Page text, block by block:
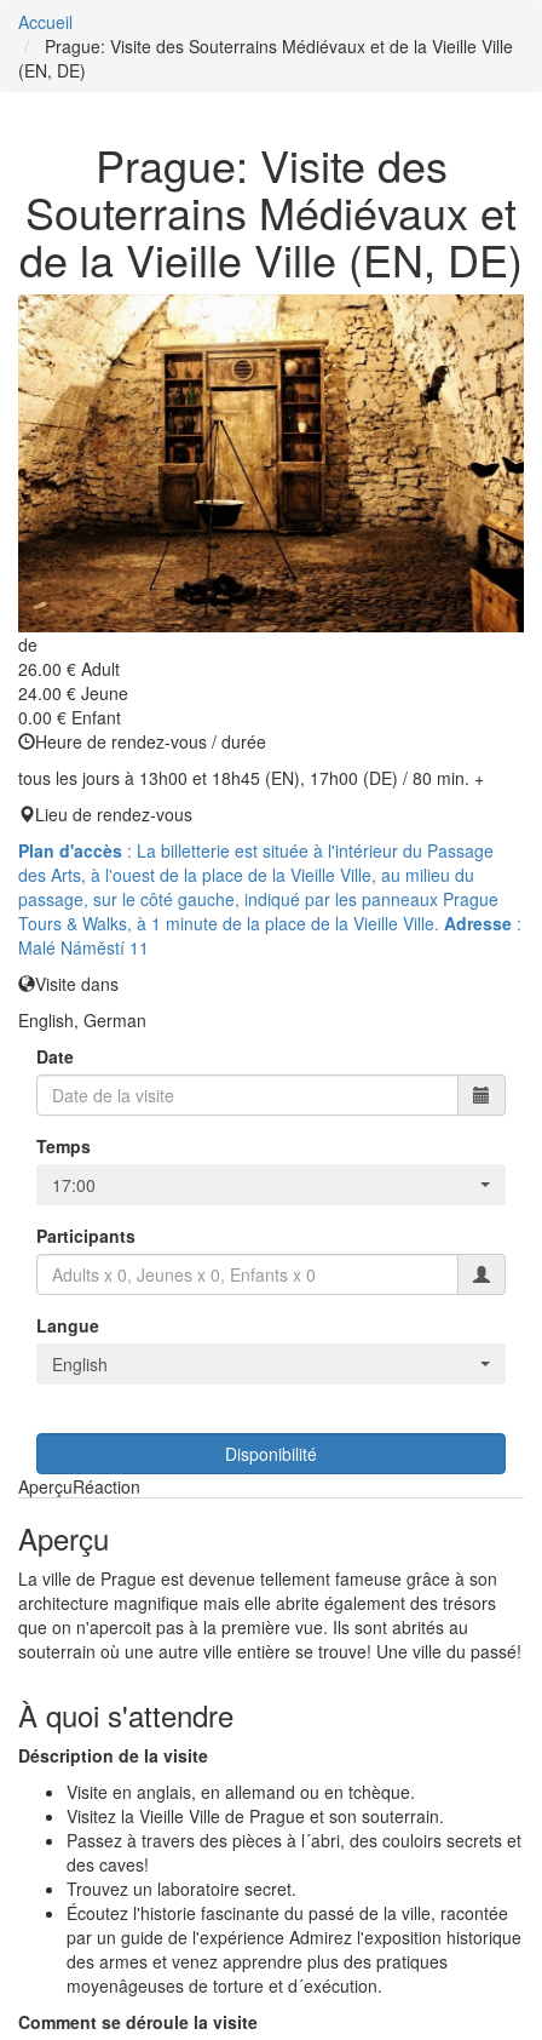
Accueil
Prague: Visite des Souterrains Médiévaux et de la Vieille Ville
(EN, DE)
Prague: Visite des
Souterrains Médiévaux et
de la Vieille Ville (EN, DE)
de
26.00 € Adult
24.00 € Jeune
0.00 € Enfant
Heure de rendez-vous / durée
tous les jours à 13h00 et 18h45 (EN), 17h00 (DE) / 80 min. +
Lieu de rendez-vous
Plan d'accès : La billetterie est située à l'intérieur du Passage
des Arts, à l'ouest de la place de la Vieille Ville, au milieu du
passage, sur le côté gauche, indiqué par les panneaux Prague
Tours & Walks, à 1 minute de la place de la Vieille Ville. Adresse :
Malé Náměstí 11
Visite dans
English, German
Date
Temps
17:00
Participants
Langue
English
Disponibilité
AperçuRéaction
Aperçu
La ville de Prague est devenue tellement fameuse grâce à son
architecture magnifique mais elle abrite également des trésors
que on n'apercoit pas à la première vue. Ils sont abrités au
souterrain où une autre ville entière se trouve! Une ville du passé!
À quoi s'attendre
Déscription de la visite
Visite en anglais, en allemand ou en tchèque.
Visitez la Vieille Ville de Prague et son souterrain.
Passez à travers des pièces à l´abri, des couloirs secrets et
des caves!
Trouvez un laboratoire secret.
Écoutez l'historie fascinante du passé de la ville, racontée
par un guide de l'expérience Admirez l'exposition historique
des armes et venez apprendre plus des pratiques
moyenâgeuses de torture et d´exécution.
Comment se déroule la visite